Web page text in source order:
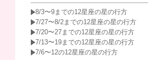
8/3〜9までの12星座の星の行方
7/27〜8/2までの12星座の星の行方
7/20〜27までの12星座の星の行方
7/13〜19までの12星座の星の行方
7/6〜12の12星座の星の行方